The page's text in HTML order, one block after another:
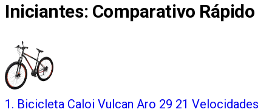
Iniciantes: Comparativo Rápido
1 . Bicicleta Caloi Vulcan Aro 29 21 Velocidades